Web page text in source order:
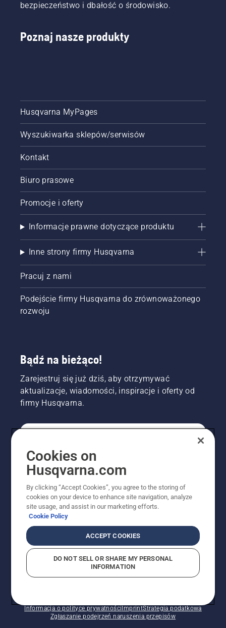
bezpieczeństwo i dbałość o środowisko.
Poznaj nasze produkty
Husqvarna MyPages
Wyszukiwarka sklepów/serwisów
Kontakt
Biuro prasowe
Promocje i oferty
Informacje prawne dotyczące produktu
Inne strony firmy Husqvarna
Pracuj z nami
Podejście firmy Husqvarna do zrównoważonego
rozwoju
Bądź na bieżąco!
Zarejestruj się już dziś, aby otrzymywać
aktualizacje, wiadomości, inspiracje i oferty od
firmy Husqvarna.
PROFESJONALISTA
Informacja o polityce prywatności ImprintStrategia podatkowa
Zgłaszanie podejrzeń naruszenia przepisów
Cookies on
Husqvarna.com
By clicking “Accept Cookies”, you agree to the storing of
cookies on your device to enhance site navigation, analyze
site usage, and assist in our marketing efforts.
Cookie Policy
ACCEPT COOKIES
DO NOT SELL OR SHARE MY PERSONAL
INFORMATION